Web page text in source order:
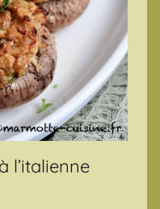
l’italienne